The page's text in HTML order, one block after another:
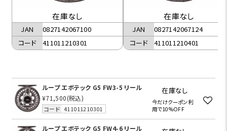
在庫なし
JAN
0827142067100
コード
411011210301
在庫なし
JAN
0827142067124
コード
411011210401
ループ エボテック G5 FW3-5 リール
¥71,500(税込)
コード 411011210301
在庫なし
今だけクーポン利
用で10%OFF
ループ エボテック G5 FW4-6 リール